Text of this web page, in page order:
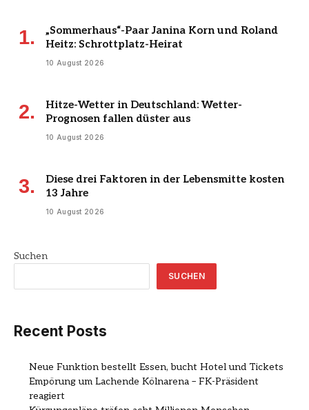
„Sommerhaus“-Paar Janina Korn und Roland
Heitz: Schrottplatz-Heirat
10 August 2026
Hitze-Wetter in Deutschland: Wetter-
Prognosen fallen düster aus
10 August 2026
Diese drei Faktoren in der Lebensmitte kosten
13 Jahre
10 August 2026
Suchen
SUCHEN
Recent Posts
Neue Funktion bestellt Essen, bucht Hotel und Tickets
Empörung um Lachende Kölnarena – FK-Präsident
reagiert